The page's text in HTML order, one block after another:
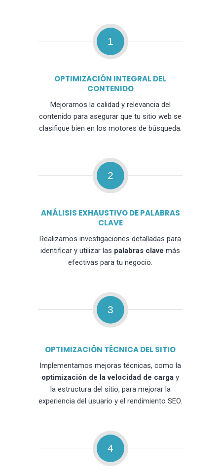
1
OPTIMIZACIÓN INTEGRAL DEL
CONTENIDO
Mejoramos la calidad y relevancia del
contenido para asegurar que tu sitio web se
clasifique bien en los motores de búsqueda.
2
ANÁLISIS EXHAUSTIVO DE PALABRAS
CLAVE
Realizamos investigaciones detalladas para
identificar y utilizar las palabras clave más
efectivas para tu negocio.
3
OPTIMIZACIÓN TÉCNICA DEL SITIO
Implementamos mejoras técnicas, como la
optimización de la velocidad de carga y
la estructura del sitio, para mejorar la
experiencia del usuario y el rendimiento SEO.
4